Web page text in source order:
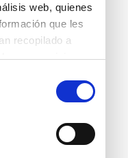
web, quienes
que les
recopilado a
sus servicios.